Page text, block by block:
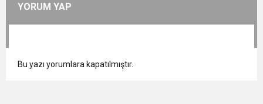
YORUM YAP
Bu yazı yorumlara kapatılmıştır.